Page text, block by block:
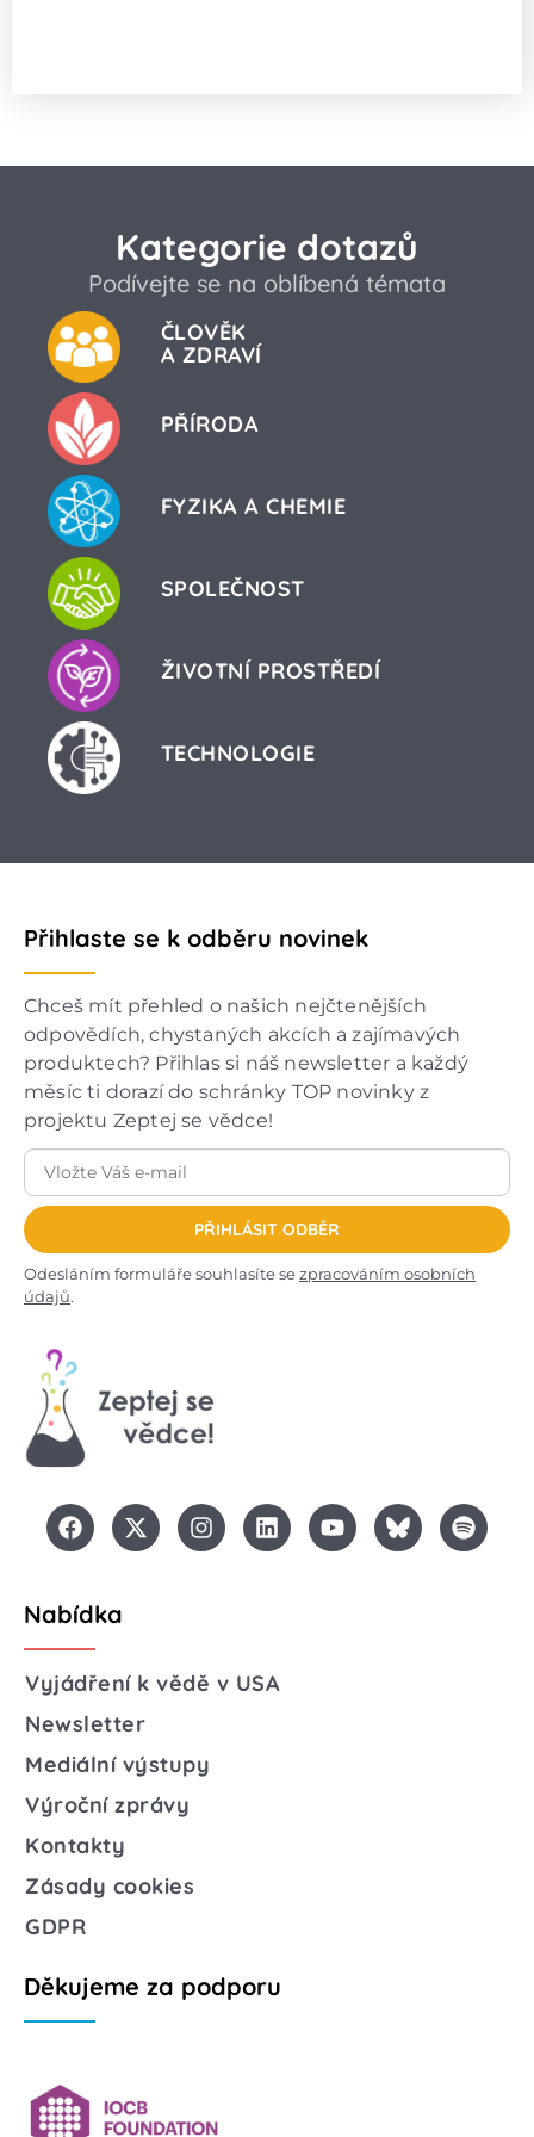
Kategorie dotazů
Podívejte se na oblíbená témata
ČLOVĚK
A ZDRAVÍ
PŘÍRODA
FYZIKA A CHEMIE
SPOLEČNOST
ŽIVOTNÍ PROSTŘEDÍ
TECHNOLOGIE
Přihlaste se k odběru novinek
Chceš mít přehled o našich nejčtenějších
odpovědích, chystaných akcích a zajímavých
produktech? Přihlas si náš newsletter a každý
měsíc ti dorazí do schránky TOP novinky z
projektu Zeptej se vědce!
PŘIHLÁSIT ODBĚR
Odesláním formuláře souhlasíte sezpracováním osobních
údajů.
Nabídka
Vyjádření k vědě v USA
Newsletter
Mediální výstupy
Výroční zprávy
Kontakty
Zásady cookies
GDPR
Děkujeme za podporu